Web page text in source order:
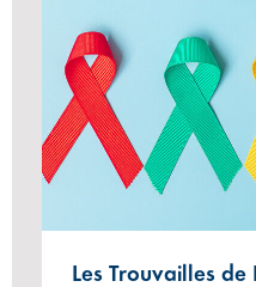
Les Trouvailles de